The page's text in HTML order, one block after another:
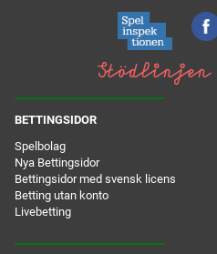
BETTINGSIDOR
Spelbolag
Nya Bettingsidor
Bettingsidor med svensk licens
Betting utan konto
Livebetting